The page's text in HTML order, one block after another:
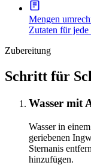
Mengen
Zutaten für jede
Zubereitung
Schritt für
Wasser mit
Wasser in
geriebenen
Sternanis
hinzufügen.